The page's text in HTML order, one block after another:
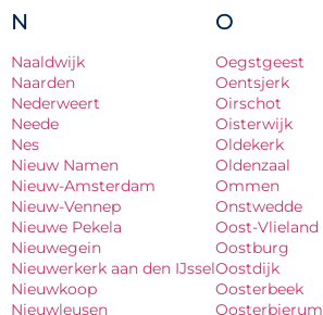
N
Naaldwijk
Naarden
Nederweert
Neede
Nes
Nieuw Namen
Nieuw-Amsterdam
Nieuw-Vennep
Nieuwe Pekela
Nieuwegein
Nieuwerkerk aan den IJssel
Nieuwkoop
Nieuwleusen
O
Oegstgeest
Oentsjerk
Oirschot
Oisterwijk
Oldekerk
Oldenzaal
Ommen
Onstwedde
Oost-Vlieland
Oostburg
Oostdijk
Oosterbeek
Oosterbierum